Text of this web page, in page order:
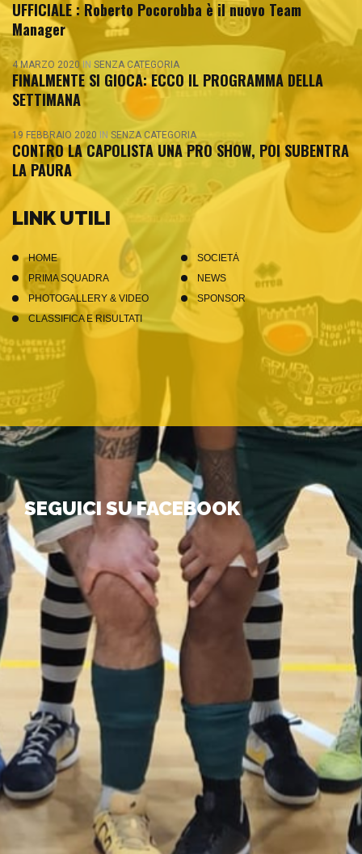
UFFICIALE : Roberto Pocorobba è il nuovo Team
Manager
4 MARZO 2020 IN SENZA CATEGORIA
FINALMENTE SI GIOCA: ECCO IL PROGRAMMA DELLA
SETTIMANA
19 FEBBRAIO 2020 IN SENZA CATEGORIA
CONTRO LA CAPOLISTA UNA PRO SHOW, POI SUBENTRA
LA PAURA
LINK UTILI
HOME
SOCIETÀ
PRIMA SQUADRA
NEWS
PHOTOGALLERY & VIDEO
SPONSOR
CLASSIFICA E RISULTATI
SEGUICI SU FACEBOOK